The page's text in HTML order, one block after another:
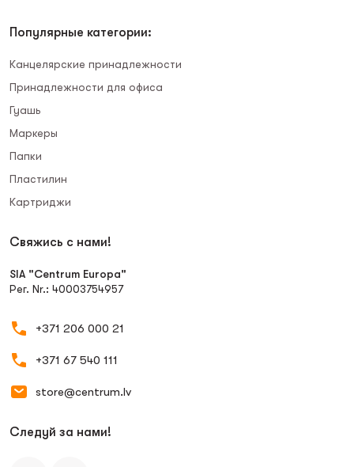
Популярные категории:
Канцелярские принадлежности
Принадлежности для офиса
Гуашь
Маркеры
Папки
Пластилин
Картриджи
Свяжись с нами!
SIA "Centrum Europa"
Рег. Nr.: 40003754957
+371 206 000 21
+371 67 540 111
store@centrum.lv
Следуй за нами!